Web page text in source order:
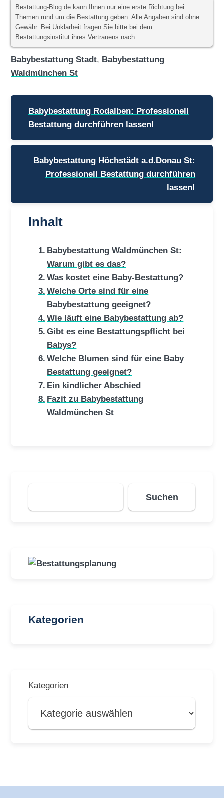
Bestattung-Blog.de kann Ihnen nur eine erste Richtung bei
Themen rund um die Bestattung geben. Alle Angaben sind ohne
Gewähr. Bei Unklarheit fragen Sie bitte bei dem
Bestattungsinstitut ihres Vertrauens nach.
Babybestattung Stadt, Babybestattung
Waldmünchen St
Beitragsnavigation
Babybestattung Rodalben: Professionell
Bestattung durchführen lassen!
Babybestattung Höchstädt a.d.Donau St:
Professionell Bestattung durchführen
lassen!
Inhalt
Babybestattung Waldmünchen St:
Warum gibt es das?
Was kostet eine Baby-Bestattung?
Welche Orte sind für eine
Babybestattung geeignet?
Wie läuft eine Babybestattung ab?
Gibt es eine Bestattungspflicht bei
Babys?
Welche Blumen sind für eine Baby
Bestattung geeignet?
Ein kindlicher Abschied
Fazit zu Babybestattung
Waldmünchen St
Suchen
Suchen
Kategorien
Kategorien